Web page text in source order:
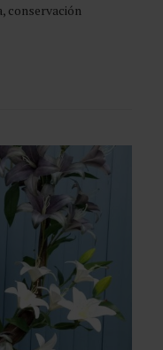
conservación